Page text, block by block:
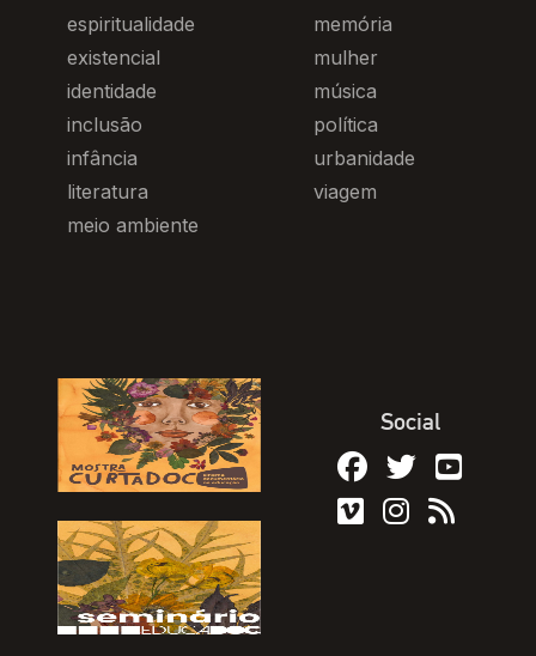
espiritualidade
existencial
identidade
inclusão
infância
literatura
meio ambiente
memória
mulher
música
política
urbanidade
viagem
Social